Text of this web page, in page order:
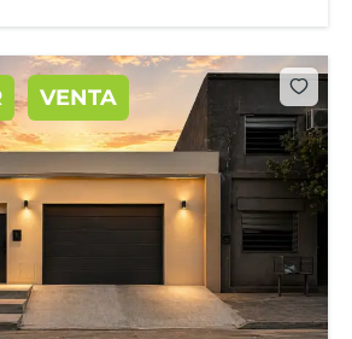
VENTA